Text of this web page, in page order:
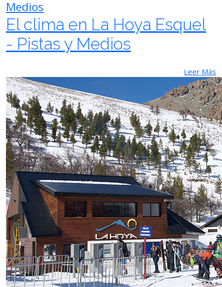
Medios
El clima en La Hoya Esquel
- Pistas y Medios
Leer Más